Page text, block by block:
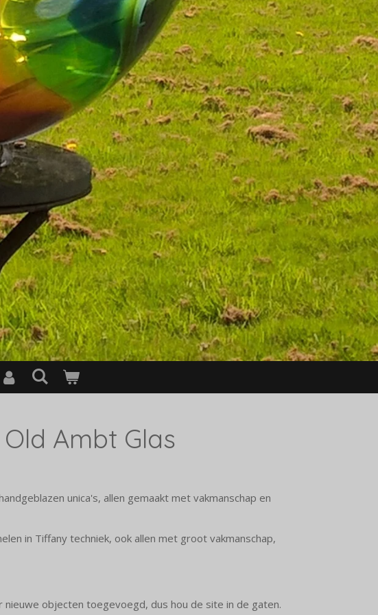
Ambt Glas
unica's, allen gemaakt met vakmanschap en
in Tiffany techniek, ook allen met groot vakmanschap,
objecten toegevoegd, dus hou de site in de gaten.